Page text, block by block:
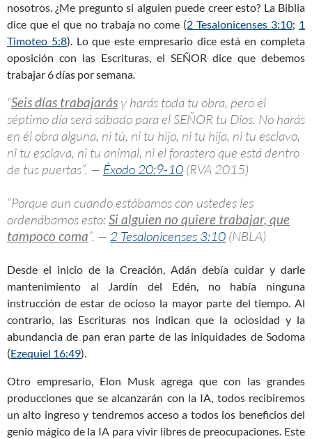
nosotros. ¿Me pregunto si alguien puede creer esto? La Biblia
dice que el que no trabaja no come (2 Tesalonicenses 3:10; 1
Timoteo 5:8). Lo que este empresario dice está en completa
oposición con las Escrituras, el SEÑOR dice que debemos
trabajar 6 días por semana.
“Seis días trabajarás y harás toda tu obra, pero el
séptimo día será sábado para el SEÑOR tu Dios. No harás
en él obra alguna, ni tú, ni tu hijo, ni tu hija, ni tu esclavo,
ni tu esclava, ni tu animal, ni el forastero que está dentro
de tus puertas”. — Éxodo 20:9-10 (RVA 2015)
“Porque aun cuando estábamos con ustedes les
ordenábamos esto: Si alguien no quiere trabajar, que
tampoco coma”. — 2 Tesalonicenses 3:10 (NBLA)
Desde el inicio de la Creación, Adán debía cuidar y darle
mantenimiento al Jardín del Edén, no había ninguna
instrucción de estar de ocioso la mayor parte del tiempo. Al
contrario, las Escrituras nos indican que la ociosidad y la
abundancia de pan eran parte de las iniquidades de Sodoma
(Ezequiel 16:49).
Otro empresario, Elon Musk agrega que con las grandes
producciones que se alcanzarán con la IA, todos recibiremos
un alto ingreso y tendremos acceso a todos los beneficios del
genio mágico de la IA para vivir libres de preocupaciones. Este